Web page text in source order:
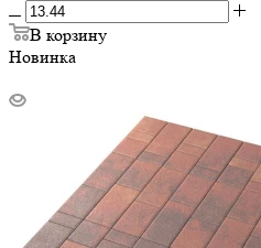
В корзину
Новинка